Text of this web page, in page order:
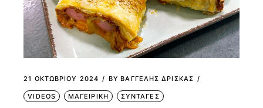
21 ΟΚΤΩΒΡΊΟΥ 2024 BY ΒΑΓΓΕΛΗΣ ΔΡΙΣΚΑΣ
VIDEOS ΜΑΓΕΙΡΙΚΗ ΣΥΝΤΑΓΕΣ